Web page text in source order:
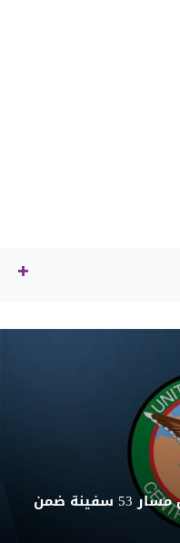
القيادة المركزية الأميركية: تحويل مسار 53 سفينة ضمن